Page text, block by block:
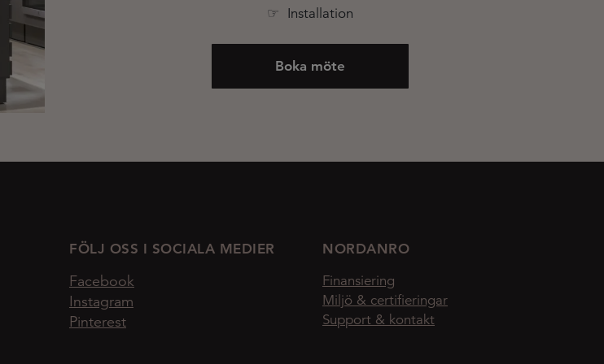
☞ Installation
Boka möte
FÖLJ OSS I SOCIALA MEDIER
Facebook
Instagram
Pinterest
NORDANRO
Finansiering
Miljö & certifieringar
Support & kontakt